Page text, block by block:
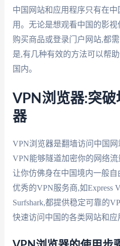
中国网站和应用程序只有在
用。无论是想观看中国的影
购买商品或登录门户网站,都
是,有几种有效的方法可以帮
国内。
VPN浏览器:突破
器
VPN浏览器是翻墙访问中国网
VPN能够隧道加密你的网络
让你仿佛身在中国境内一般自
优秀的VPN服务商,如Express
Surfshark,都提供稳定可靠的
快速访问中国的各类网站和应